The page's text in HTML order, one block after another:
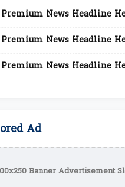
News Headline
News Headline
News Headline
Ad
Banner Advertisement